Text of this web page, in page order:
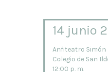
14 junio
Anfiteatro Simón
Colegio de San
12:00 p. m.